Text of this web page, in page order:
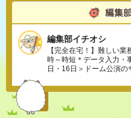
編集部イチオシ
【完全在宅！】難しい
時～時短＊データ入力・
日・16日＞ドーム公演